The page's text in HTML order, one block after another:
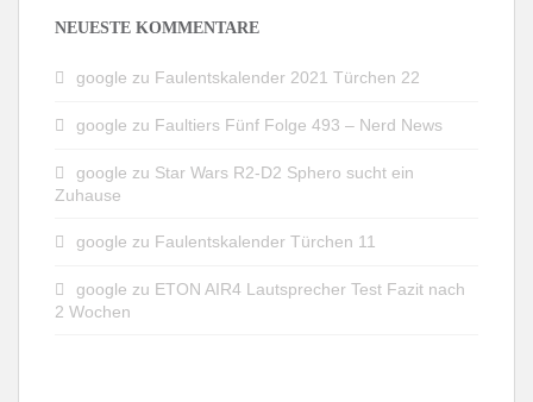
NEUESTE KOMMENTARE
google zu Faulentskalender 2021 Türchen 22
google zu Faultiers Fünf Folge 493 – Nerd News
google zu Star Wars R2-D2 Sphero sucht ein
Zuhause
google zu Faulentskalender Türchen 11
google zu ETON AIR4 Lautsprecher Test Fazit nach
2 Wochen